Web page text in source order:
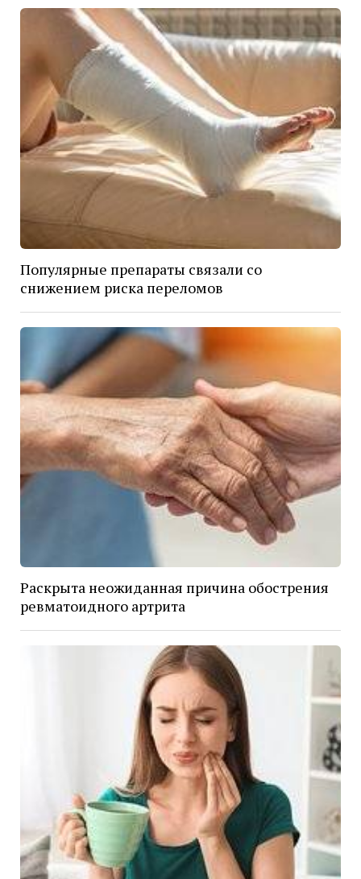
Популярные препараты связали со
снижением риска переломов
Раскрыта неожиданная причина обострения
ревматоидного артрита